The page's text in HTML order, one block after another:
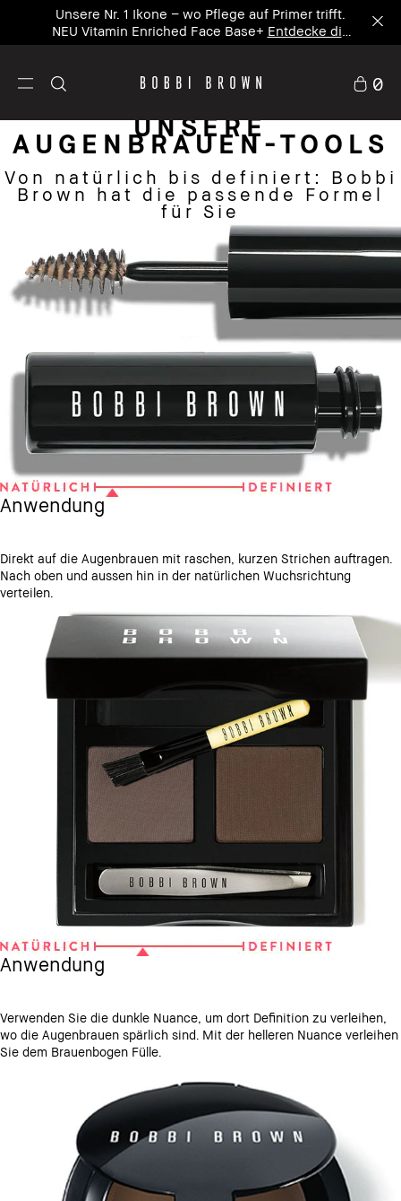
Unsere Nr. 1 Ikone – wo Pflege auf Primer trifft.
NEU Vitamin Enriched Face Base+ Entdecke die
neue Ikone
0
UNSERE
AUGENBRAUEN-TOOLS
Von natürlich bis definiert: Bobbi
Brown hat die passende Formel
für Sie
Anwendung
Direkt auf die Augenbrauen mit raschen, kurzen Strichen auftragen.
Nach oben und aussen hin in der natürlichen Wuchsrichtung
verteilen.
Anwendung
Verwenden Sie die dunkle Nuance, um dort Definition zu verleihen,
wo die Augenbrauen spärlich sind. Mit der helleren Nuance verleihen
Sie dem Brauenbogen Fülle.